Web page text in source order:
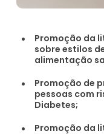
Promoção da
sobre estilos
alimentação
Promoção de
pessoas com
Diabetes;
Promoção da